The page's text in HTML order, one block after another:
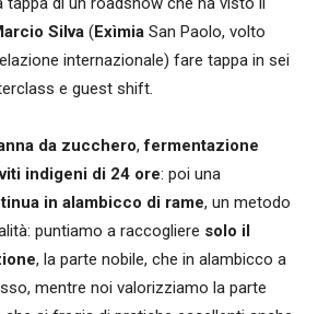
Silva (Exìmia San Paolo, volto
internazionale) fare tappa in sei
e guest shift.
da zucchero,fermentazione
indigeni di 24 ore: poi una
in alambicco di rame, un metodo
puntiamo a raccogliere solo il
, la parte nobile, che in alambicco a
mentre noi valorizziamo la parte